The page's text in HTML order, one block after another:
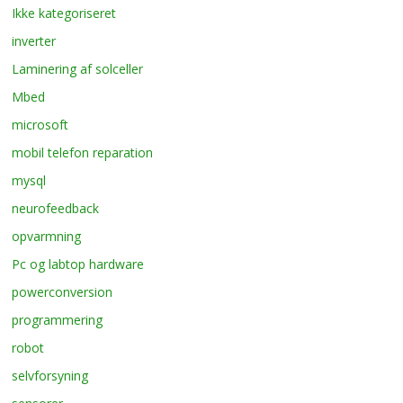
Ikke kategoriseret
inverter
Laminering af solceller
Mbed
microsoft
mobil telefon reparation
mysql
neurofeedback
opvarmning
Pc og labtop hardware
powerconversion
programmering
robot
selvforsyning